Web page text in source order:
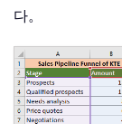
다。